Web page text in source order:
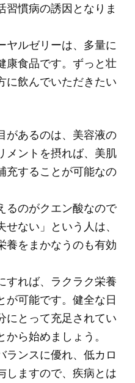
習慣病の誘因となりま
ヤルゼリーは、多量に
康食品です。ずっと壮
に飲んでいただきたい
があるのは、美容液の
メントを摂れば、美肌
充することが可能なの
るのがクエン酸なので
ない」という人は、
養をまかなうのも有効
すれば、ラクラク栄養
が可能です。健全な日
にとって充足されてい
ら始めましょう。
ランスに優れ、低カロ
しますので、疾病とは